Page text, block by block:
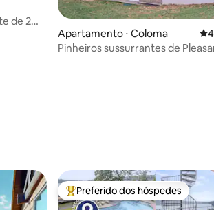
de 2
Apartamento ⋅ Coloma
Pinheiros sussurrantes de
Entre os melhores preferidos dos
Preferido dos hóspedes